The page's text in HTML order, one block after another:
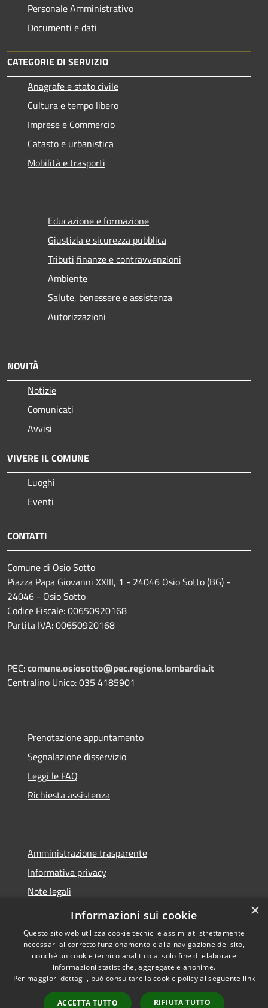
Personale Amministrativo
Documenti e dati
CATEGORIE DI SERVIZIO
Anagrafe e stato civile
Cultura e tempo libero
Imprese e Commercio
Catasto e urbanistica
Mobilità e trasporti
Educazione e formazione
Giustizia e sicurezza pubblica
Tributi,finanze e contravvenzioni
Ambiente
Salute, benessere e assistenza
Autorizzazioni
NOVITÀ
Notizie
Comunicati
Avvisi
VIVERE IL COMUNE
Luoghi
Eventi
CONTATTI
Comune di Osio Sotto
Piazza Papa Giovanni XXIII, 1 - 24046 Osio Sotto (BG) -
24046 - Osio Sotto
Codice Fiscale: 00650920168
Partita IVA: 00650920168
PEC:comune.osiosotto@pec.regione.lombardia.it
Centralino Unico: 035 4185901
Prenotazione appuntamento
Segnalazione disservizio
Leggi le FAQ
Richiesta assistenza
Amministrazione trasparente
Informativa privacy
Note legali
Dichiarazione di accessibilità 2025
Accessibilità
Copyright © 2026 • Comune di
Osio Sotto • Powered by
Municipium•
Accesso
×
Informazioni sui cookie
Questo sito web utilizza cookie tecnici e assimilati strettamente
necessari al corretto funzionamento e alla navigazione del sito,
nonché un cookie tecnico analitico al solo fine di elaborare
informazioni statistiche, aggregate e anonime.
Per maggiori dettagli, può consultare la cookie policy al seguente link
ACCETTA TUTTO RIFIUTA TUTTO